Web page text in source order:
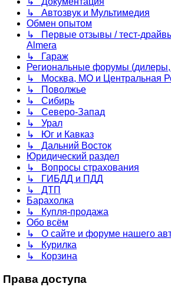
↳ Автозвук и Мультимедия
Обмен опытом
↳ Первые отзывы / тест-
Almera
↳ Гараж
Региональные форумы (дилеры,
↳ Москва, МО и Центральная
↳ Поволжье
↳ Сибирь
↳ Северо-Запад
↳ Урал
↳ Юг и Кавказ
↳ Дальний Восток
Юридический раздел
↳ Вопросы страхования
↳ ГИБДД и ПДД
↳ ДТП
Барахолка
↳ Купля-продажа
Обо всём
↳ О сайте и форуме нашего
↳ Курилка
↳ Корзина
Права доступа